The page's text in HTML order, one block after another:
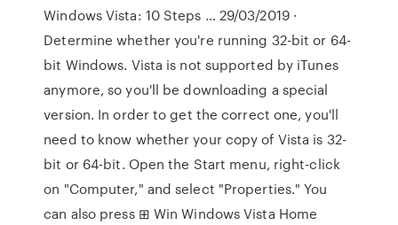
Windows Vista: 10 Steps … 29/03/2019 ·
Determine whether you're running 32-bit or 64-
bit Windows. Vista is not supported by iTunes
anymore, so you'll be downloading a special
version. In order to get the correct one, you'll
need to know whether your copy of Vista is 32-
bit or 64-bit. Open the Start menu, right-click
on "Computer," and select "Properties." You
can also press ⊞ Win Windows Vista Home